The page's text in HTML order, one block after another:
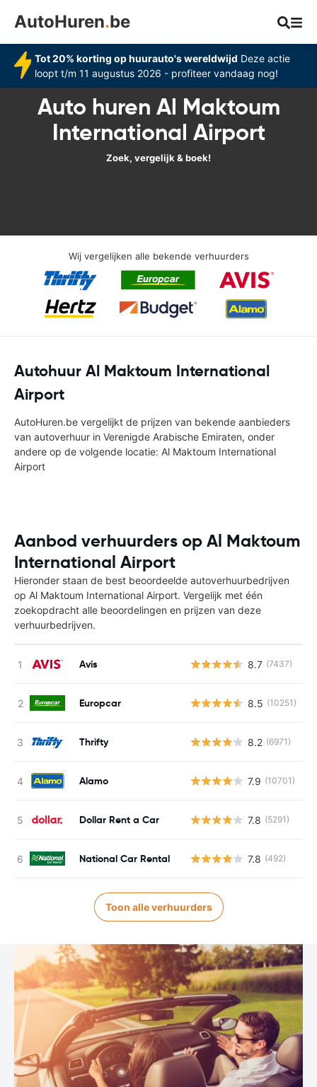
AutoHuren.be
Tot 20% korting op huurauto's wereldwijd Deze actie
loopt t/m 11 augustus 2026 - profiteer vandaag nog!
Auto huren Al Maktoum
International Airport
Zoek, vergelijk & boek!
Wij vergelijken alle bekende verhuurders
Autohuur Al Maktoum International
Airport
AutoHuren.be vergelijkt de prijzen van bekende aanbieders
van autoverhuur in Verenigde Arabische Emiraten, onder
andere op de volgende locatie: Al Maktoum International
Airport
Aanbod verhuurders op Al Maktoum
International Airport
Hieronder staan de best beoordeelde autoverhuurbedrijven
op Al Maktoum International Airport. Vergelijk met één
zoekopdracht alle beoordelingen en prijzen van deze
verhuurbedrijven.
Avis 8.7 (7437)
Europcar 8.5 (10251)
Thrifty 8.2 (6971)
Alamo 7.9 (10701)
Dollar Rent a Car 7.8 (5291)
National Car Rental 7.8 (492)
Toon alle verhuurders